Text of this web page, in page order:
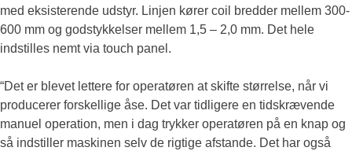
med eksisterende udstyr. Linjen kører coil bredder mellem 300-
600 mm og godstykkelser mellem 1,5 – 2,0 mm. Det hele
indstilles nemt via touch panel.
“Det er blevet lettere for operatøren at skifte størrelse, når vi
producerer forskellige åse. Det var tidligere en tidskrævende
manuel operation, men i dag trykker operatøren på en knap og
så indstiller maskinen selv de rigtige afstande. Det har også